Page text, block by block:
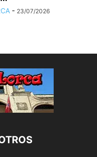
- 23/07/2026